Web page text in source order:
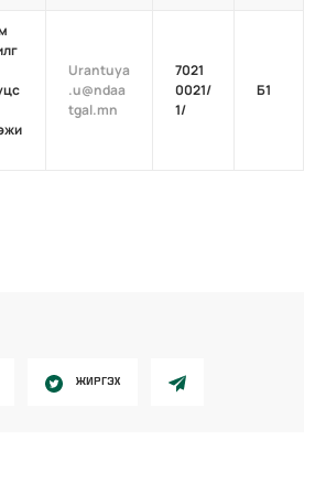
Urantuya
.u@ndaa
tgal.mn
7021
0021/
1/
Б1
ЖИРГЭХ